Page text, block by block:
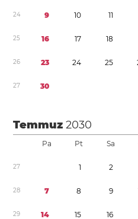
24 9 10 11
25 16 17 18
26 23 24 25
27 30
Temmuz2030
Pa Pt Sa
27 1 2
28 7 8 9
29 14 15 16